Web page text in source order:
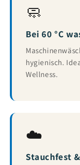
🧼
Bei 60 °C
hygienisch.
Wellness.
☁️
Stauchfest